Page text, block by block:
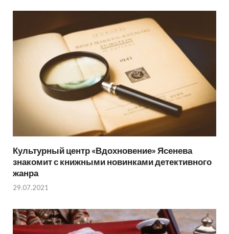
Культурный центр «Вдохновение» Ясенева
знакомит с книжными новинками детективного
жанра
29.07.2021